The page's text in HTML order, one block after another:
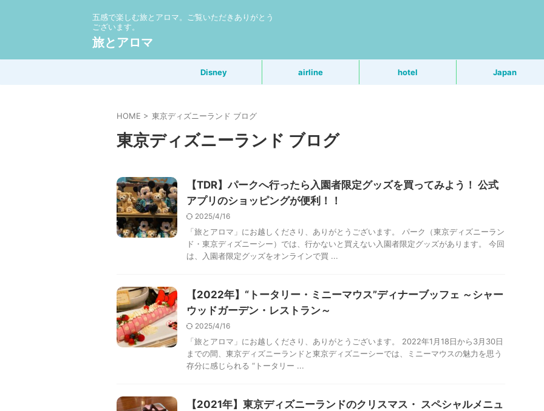
五感で楽しむ旅とアロマ。ご覧いただきありがとう
ございます。
旅とアロマ
Disney airline hotel Japan
HOME > 東京ディズニーランド ブログ
東京ディズニーランド ブログ
【TDR】パークへ行ったら入園者限定グッズを買ってみよう！ 公式
アプリのショッピングが便利！！
2025/4/16
「旅とアロマ」にお越しくださり、ありがとうございます。 パーク（東京ディズニーラン
ド・東京ディズニーシー）では、行かないと買えない入園者限定グッズがあります。 今回
は、入園者限定グッズをオンラインで買 ...
【2022年】“トータリー・ミニーマウス”ディナーブッフェ ～シャー
ウッドガーデン・レストラン～
2025/4/16
「旅とアロマ」にお越しくださり、ありがとうございます。 2022年1月18日から3月30日
までの間、東京ディズニーランドと東京ディズニーシーでは、ミニーマウスの魅力を思う
存分に感じられる “トータリー ...
【2021年】東京ディズニーランドのクリスマス・ スペシャルメニュ